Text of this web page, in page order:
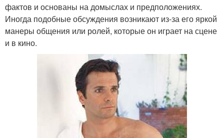
фактов и основаны на домыслах и предположениях.
Иногда подобные обсуждения возникают из-за его яркой
манеры общения или ролей, которые он играет на сцене
и в кино.